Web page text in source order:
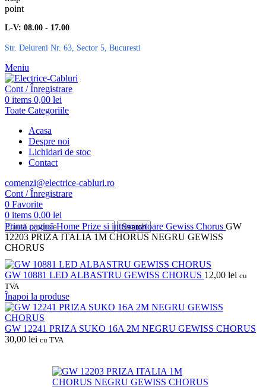
L-V: 08.00 - 17.00
Str. Delureni Nr. 63, Sector 5, Bucuresti
Meniu
Cont / Înregistrare
0 items 0,00 lei
Toate Categoriile
Acasa
Despre noi
Lichidari de stoc
Contact
comenzi@electrice-cabluri.ro
Cont / Înregistrare
0 Favorite
0 items 0,00 lei
Search
Prima paginăHome Prize si intrerupatoare Gewiss Chorus GW
12203 PRIZA ITALIA 1M CHORUS NEGRU GEWISS
CHORUS
GW 10881 LED ALBASTRU GEWISS CHORUS 12,00 lei cu
TVA
Înapoi la produse
GW 12241 PRIZA SUKO 16A 2M NEGRU GEWISS CHORUS
30,00 lei cu TVA